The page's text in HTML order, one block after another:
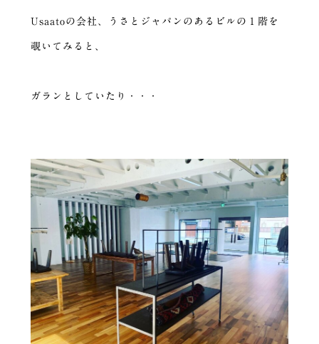
Usaatoの会社、うさとジャパンのあるビルの１階を
覗いてみると、
ガランとしていたり・・・